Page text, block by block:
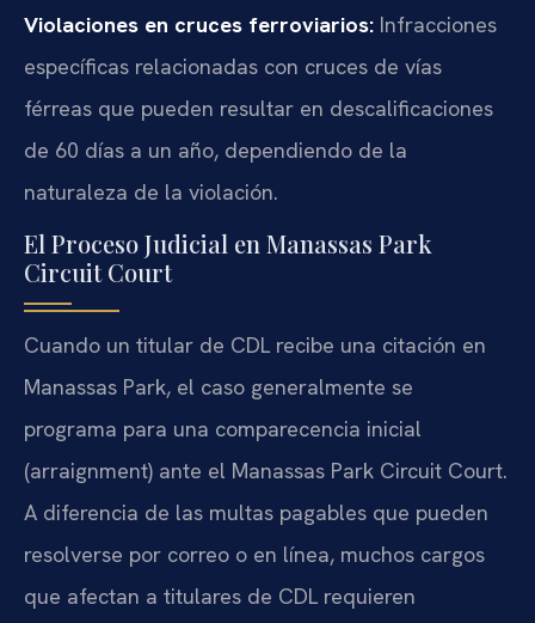
Violaciones en cruces ferroviarios: Infracciones
específicas relacionadas con cruces de vías
férreas que pueden resultar en descalificaciones
de 60 días a un año, dependiendo de la
naturaleza de la violación.
El Proceso Judicial en Manassas Park
Circuit Court
Cuando un titular de CDL recibe una citación en
Manassas Park, el caso generalmente se
programa para una comparecencia inicial
(arraignment) ante el Manassas Park Circuit Court.
A diferencia de las multas pagables que pueden
resolverse por correo o en línea, muchos cargos
que afectan a titulares de CDL requieren